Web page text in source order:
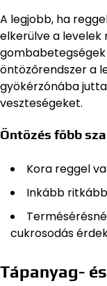
A legjobb, ha
elkerülve a
öntözőrendszer a
gyökérzónába
veszteségeket.
Öntözés főbb
Kora reggel
Inkább
cukrosodás
Tápanyag-